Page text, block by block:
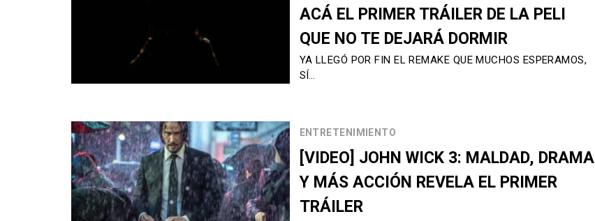
ACÁ EL PRIMER TRÁILER DE LA PELI
QUE NO TE DEJARÁ DORMIR
YA LLEGÓ POR FIN EL REMAKE QUE MUCHOS ESPERAMOS,
SÍ…
ENTRETENIMIENTO
[VIDEO] JOHN WICK 3: MALDAD, DRAMA
Y MÁS ACCIÓN REVELA EL PRIMER
TRÁILER